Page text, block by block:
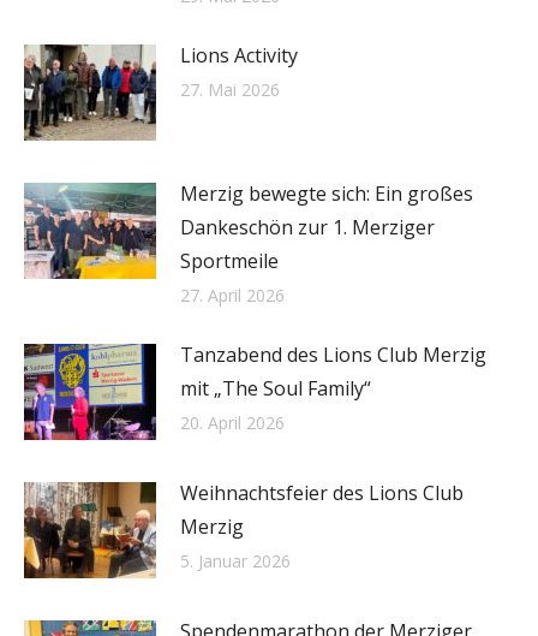
Lions Activity
27. Mai 2026
Merzig bewegte sich: Ein großes
Dankeschön zur 1. Merziger
Sportmeile
27. April 2026
Tanzabend des Lions Club Merzig
mit „The Soul Family“
20. April 2026
Weihnachtsfeier des Lions Club
Merzig
5. Januar 2026